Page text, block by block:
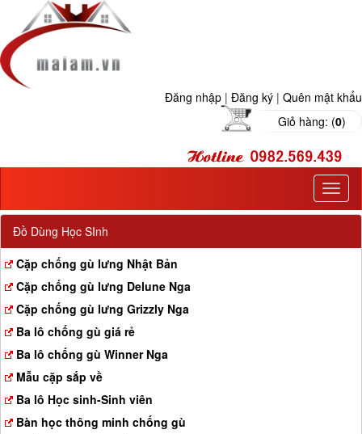
Đăng nhập | Đăng ký | Quên mật khẩu
Giỏ hàng: (0)
T
o
Đồ Dùng Học SInh
Cặp chống gù lưng Nhật Bản
Cặp chống gù lưng Delune Nga
Cặp chống gù lưng Grizzly Nga
Ba lô chống gù giá rẻ
Ba lô chống gù Winner Nga
Mẫu cặp sắp về
Ba lô Học sinh-Sinh viên
Bàn học thông minh chống gù